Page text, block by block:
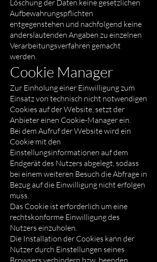
Löschung der Daten keine gesetzlichen
Aufbewahrungspflichten
entgegenstehen und nachfolgend keine
anderslautenden Angaben zu einzelnen
Verarbeitungsverfahren gemacht
werden.
Cookie Manager
Zur Einholung einer Einwilligung zum
Einsatz von technisch nicht notwendigen
Cookies auf der Website, setzt der
Anbieter einen Cookie-Manager ein.
Bei dem Aufruf der Website wird ein
Cookie mit den
Einstellungsinformationen auf dem
Endgerät des Nutzers abgelegt, sodass
bei einem weiteren Besuch die Abfrage in
Bezug auf die Einwilligung nicht erfolgen
muss.
Das Cookie ist erforderlich um eine
rechtskonforme Einwilligung des
Nutzers einzuholen.
Die Installation der Cookies kann der
Nutzer durch Einstellungen seines
Browsers verhindern bzw. beenden.